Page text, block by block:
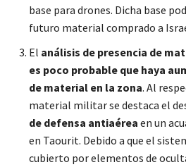
base para drones. Dicha base
futuro material comprado a
El análisis de presencia de
es poco probable que haya
de material en la zona. Al
material militar se destaca el
de defensa antiaérea en un
en Taourit. Debido a que el
cubierto por elementos de